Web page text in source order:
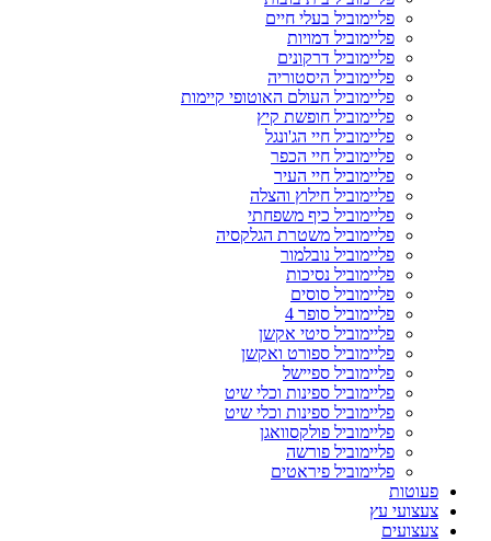
פליימוביל בעלי חיים
פליימוביל דמויות
פליימוביל דרקונים
פליימוביל היסטוריה
פליימוביל העולם האוטופי קיימות
פליימוביל חופשת קיץ
פליימוביל חיי הג'ונגל
פליימוביל חיי הכפר
פליימוביל חיי העיר
פליימוביל חילוץ והצלה
פליימוביל כיף משפחתי
פליימוביל משטרת הגלקסיה
פליימוביל נובלמור
פליימוביל נסיכות
פליימוביל סוסים
פליימוביל סופר 4
פליימוביל סיטי אקשן
פליימוביל ספורט ואקשן
פליימוביל ספיישל
פליימוביל ספינות וכלי שיט
פליימוביל ספינות וכלי שיט
פליימוביל פולקסוואגן
פליימוביל פורשה
פליימוביל פיראטים
פעוטות
צעצועי עץ
צעצועים